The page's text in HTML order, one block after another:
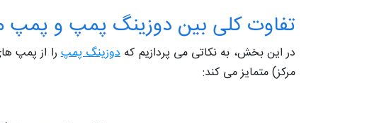
تفاوت‌ کلی بین دوزینگ پمپ و پمپ‌
در این بخش، به نکاتی می‌ پردازیم که دوزینگ پمپرا از پمپ‌
مرکز) متمایز می‌ کند: